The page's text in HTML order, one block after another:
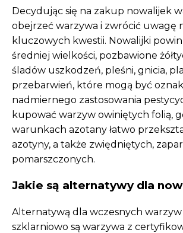
Decydując się na zakup nowalijek
obejrzeć warzywa i zwrócić uwagę
kluczowych kwestii. Nowalijki
średniej wielkości, pozbawione
śladów uszkodzeń, pleśni, gnicia,
przebarwień, które mogą być
nadmiernego zastosowania
kupować warzyw owiniętych folią,
warunkach azotany łatwo
azotyny, a także zwiędniętych,
pomarszczonych.
Jakie są alternatywy dla
Alternatywą dla wczesnych
szklarniowo są warzywa z